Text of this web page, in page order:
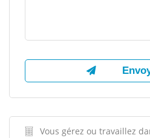
Vous gérez ou travaillez